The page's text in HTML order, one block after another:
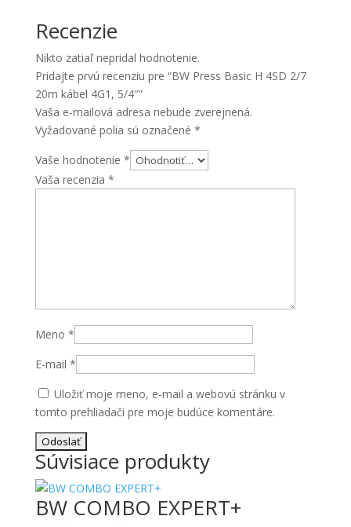
2/7
20m
kábel
4G1,
5/4"
Recenzie
Nikto zatiaľ nepridal hodnotenie.
Pridajte prvú recenziu pre “BW Press Basic H 4SD 2/7
20m kábel 4G1, 5/4″”
Vaša e-mailová adresa nebude zverejnená.
Vyžadované polia sú označené *
Vaše hodnotenie *
Vaša recenzia *
Meno *
E-mail *
Uložiť moje meno, e-mail a webovú stránku v
tomto prehliadači pre moje budúce komentáre.
Súvisiace produkty
BW COMBO EXPERT+